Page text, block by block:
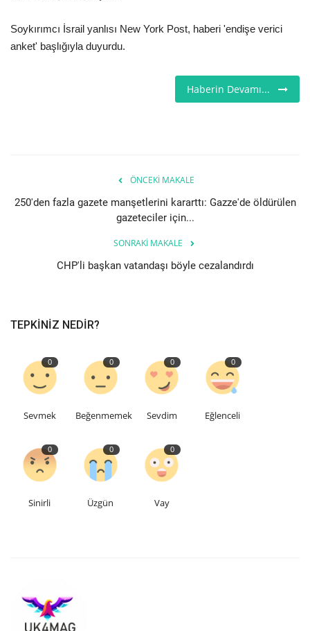
Londra
Sağlık
Etkinlik
Teknoloji
Galeri
İletişim
Soykırımcı İsrail yanlısı New York Post, haberi 'endişe verici
anket' başlığıyla duyurdu.
Haberin Devamı...
ÖNCEKI MAKALE
250'den fazla gazete manşetlerini kararttı: Gazze'de öldürülen
gazeteciler için...
SONRAKI MAKALE
CHP'li başkan vatandaşı böyle cezalandırdı
TEPKINIZ NEDIR?
0
Sevmek
0
Beğenmemek
0
Sevdim
0
Eğlenceli
0
Sinirli
0
Üzgün
0
Vay